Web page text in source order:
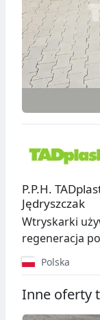
P.P.H.
Jędryszczak
Wtryskarki
regeneracja
Polska
Inne oferty